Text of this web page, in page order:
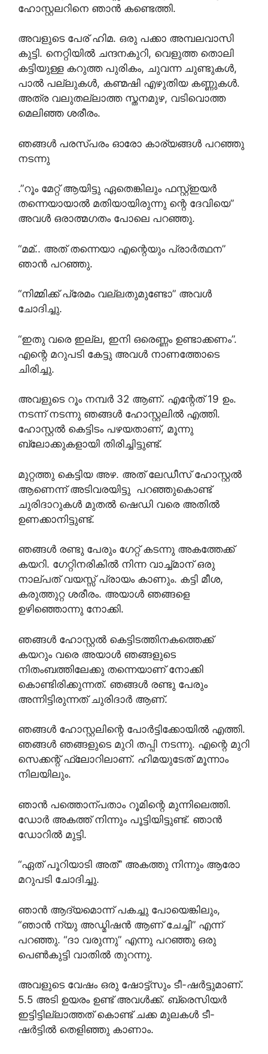
ഹോസ്റ്റലറിനെ ഞാൻ കണ്ടെത്തി.
അവളുടെ പേര് ഹിമ. ഒരു പക്കാ അമ്പലവാസി
കുട്ടി. നെറ്റിയിൽ ചന്ദനകുറി, വെളുത്ത തൊലി
കട്ടിയുള്ള കറുത്ത പുരികം, ചുവന്ന ചുണ്ടുകൾ,
പാൽ പല്ലുകൾ, കണ്മഷി എഴുതിയ കണ്ണുകൾ.
അത്ര വലുതല്ലാത്ത സ്തനമുഴ, വടിവൊത്ത
മെലിഞ്ഞ ശരീരം.
ഞങ്ങൾ പരസ്പരം ഓരോ കാര്യങ്ങൾ പറഞ്ഞു
നടന്നു
.”റൂം മേറ്റ് ആയിട്ടു ഏതെങ്കിലും ഫസ്റ്റ്ഇയർ
തന്നെയായാൽ മതിയായിരുന്നു ന്റെ ദേവിയെ”
അവൾ ഒരാത്മഗതം പോലെ പറഞ്ഞു.
“മമ്.. അത് തന്നെയാ എന്റെയും പ്രാർത്ഥന”
ഞാൻ പറഞ്ഞു.
“നിമ്മിക്ക് പ്രേമം വല്ലതുമുണ്ടോ” അവൾ
ചോദിച്ചു.
“ഇതു വരെ ഇല്ല, ഇനി ഒരെണ്ണം ഉണ്ടാക്കണം”.
എന്റെ മറുപടി കേട്ടു അവൾ നാണത്തോടെ
ചിരിച്ചു.
അവളുടെ റൂം നമ്പർ 32 ആണ്. എന്റേത് 19 ഉം.
നടന്ന് നടന്നു ഞങ്ങൾ ഹോസ്റ്റലിൽ എത്തി.
ഹോസ്റ്റൽ കെട്ടിടം പഴയതാണ്, മൂന്നു
ബ്ലോക്കുകളായി തിരിച്ചിട്ടുണ്ട്.
മുറ്റത്തു കെട്ടിയ അഴ. അത് ലേഡീസ് ഹോസ്റ്റൽ
ആണെന്ന് അടിവരയിട്ടു പറഞ്ഞുകൊണ്ട്
ചുരിദാറുകൾ മുതൽ ഷെഡി വരെ അതിൽ
ഉണക്കാനിട്ടുണ്ട്.
ഞങ്ങൾ രണ്ടു പേരും ഗേറ്റ് കടന്നു അകത്തേക്ക്
കയറി. ഗേറ്റിനരികിൽ നിന്ന വാച്ച്മാന് ഒരു
നാല്പത് വയസ്സ് പ്രായം കാണും. കട്ടി മീശ,
കരുത്തുറ്റ ശരീരം. അയാൾ ഞങ്ങളെ
ഉഴിഞ്ഞൊന്നു നോക്കി.
ഞങ്ങൾ ഹോസ്റ്റൽ കെട്ടിടത്തിനകത്തെക്ക്
കയറും വരെ അയാൾ ഞങ്ങളുടെ
നിതംബത്തിലേക്കു തന്നെയാണ് നോക്കി
കൊണ്ടിരിക്കുന്നത്‌. ഞങ്ങൾ രണ്ടു പേരും
അന്നിട്ടിരുന്നത് ചുരിദാർ ആണ്.
ഞങ്ങൾ ഹോസ്റ്റലിന്റെ പോർട്ടിക്കോയിൽ എത്തി.
ഞങ്ങൾ ഞങ്ങളുടെ മുറി തപ്പി നടന്നു. എന്റെ മുറി
സെക്കന്റ് ഫ്ലോറിലാണ്. ഹിമയുടേത് മൂന്നാം
നിലയിലും.
ഞാൻ പത്തൊന്പതാം റൂമിന്റെ മുന്നിലെത്തി.
ഡോർ അകത്ത് നിന്നും പൂട്ടിയിട്ടുണ്ട്. ഞാൻ
ഡോറിൽ മുട്ടി.
“ഏത് പൂറിയാടി അത്” അകത്തു നിന്നും ആരോ
മറുപടി ചോദിച്ചു.
ഞാൻ ആദ്യമൊന്ന് പകച്ചു പോയെങ്കിലും,
“ഞാൻ ന്യു അഡ്മിഷൻ ആണ് ചേച്ചി” എന്ന്
പറഞ്ഞു. “ദാ വരുന്നു” എന്നു പറഞ്ഞു ഒരു
പെൺകുട്ടി വാതിൽ തുറന്നു.
അവളുടെ വേഷം ഒരു ഷോട്ട്സും ടീ-ഷർട്ടുമാണ്‌.
5.5 അടി ഉയരം ഉണ്ട് അവൾക്ക്. ബ്രെസിയർ
ഇട്ടിട്ടില്ലാത്തത് കൊണ്ട് ചക്ക മുലകൾ ടീ-
ഷർട്ടിൽ തെളിഞ്ഞു കാണാം.